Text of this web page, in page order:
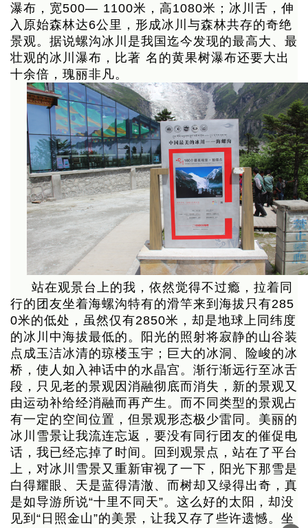
瀑布，宽500— 1100米，高1080米；冰川舌，伸
入原始森林达6公里，形成冰川与森林共存的奇绝
景观。据说螺沟冰川是我国迄今发现的最高大、最
壮观的冰川瀑布，比著 名的黄果树瀑布还要大出
十余倍，瑰丽非凡。
站在观景台上的我，依然觉得不过瘾，拉着同
行的团友坐着海螺沟特有的滑竿来到海拔只有285
0米的低处，虽然仅有2850米，却是地球上同纬度
的冰川中海拔最低的。阳光的照射将寂静的山谷装
点成玉洁冰清的琼楼玉宇；巨大的冰洞、险峻的冰
桥，使人如入神话中的水晶宫。渐行渐远行至冰舌
段，只见老的景观因消融彻底而消失，新的景观又
由运动补给经消融而再产生。而不同类型的景观占
有一定的空间位置，但景观形态极少雷同。美丽的
冰川雪景让我流连忘返，要没有同行团友的催促电
话，我已经忘掉了时间。回到观景点，站在了平台
上，对冰川雪景又重新审视了一下，阳光下那雪是
白得耀眼、天是蓝得清澈、而树却又绿得出奇，真
是如导游所说“十里不同天”。这么好的太阳，却没
见到“日照金山”的美景，让我又存了些许遗憾。坐